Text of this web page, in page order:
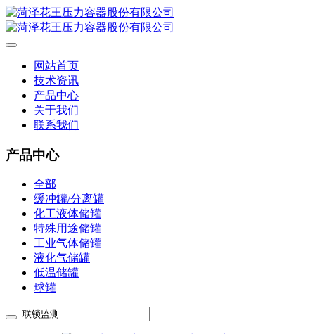
网站首页
技术资讯
产品中心
关于我们
联系我们
产品中心
全部
缓冲罐/分离罐
化工液体储罐
特殊用途储罐
工业气体储罐
液化气储罐
低温储罐
球罐